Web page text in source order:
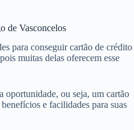
de Vasconcelos
para conseguir cartão de crédito
muitas delas oferecem esse
oportunidade, ou seja, um cartão
e facilidades para suas